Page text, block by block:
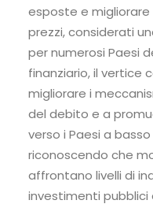
esposte e migliorare
prezzi, considerati
per numerosi Paesi
finanziario, il vertice
migliorare i
del debito e a
verso i Paesi a
riconoscendo che
affrontano livelli di
investimenti pubblici